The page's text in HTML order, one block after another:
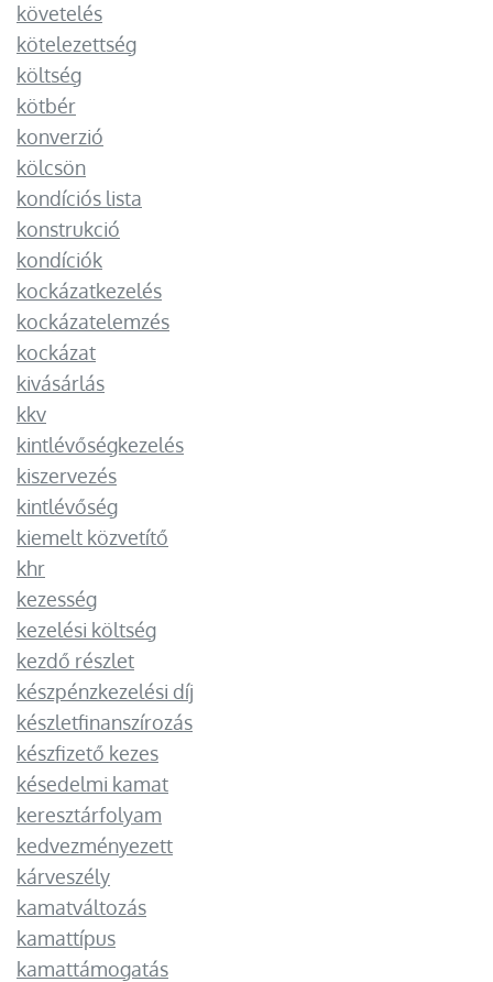
követelés
kötelezettség
költség
kötbér
konverzió
kölcsön
kondíciós lista
konstrukció
kondíciók
kockázatkezelés
kockázatelemzés
kockázat
kivásárlás
kkv
kintlévőségkezelés
kiszervezés
kintlévőség
kiemelt közvetítő
khr
kezesség
kezelési költség
kezdő részlet
készpénzkezelési díj
készletfinanszírozás
készfizető kezes
késedelmi kamat
keresztárfolyam
kedvezményezett
kárveszély
kamatváltozás
kamattípus
kamattámogatás